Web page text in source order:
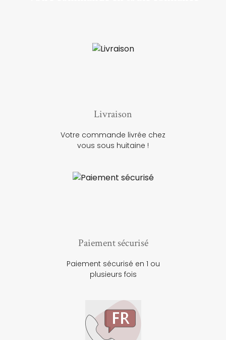
Livraison
Votre commande livrée chez
vous sous huitaine !
Paiement sécurisé
Paiement sécurisé en 1 ou
plusieurs fois